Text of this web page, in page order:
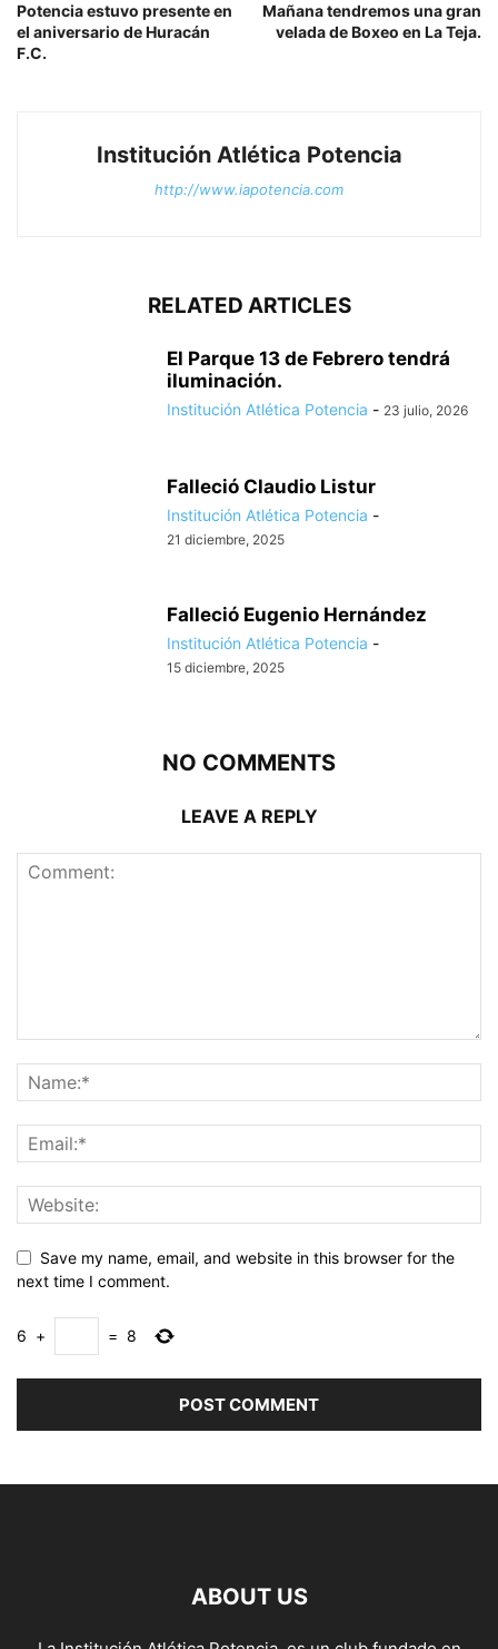
Potencia estuvo presente en
el aniversario de Huracán
F.C.
Mañana tendremos una gran
velada de Boxeo en La Teja.
Institución Atlética Potencia
http://www.iapotencia.com
RELATED ARTICLES
El Parque 13 de Febrero tendrá
iluminación.
Institución Atlética Potencia - 23 julio, 2026
Falleció Claudio Listur
Institución Atlética Potencia -
21 diciembre, 2025
Falleció Eugenio Hernández
Institución Atlética Potencia -
15 diciembre, 2025
NO COMMENTS
LEAVE A REPLY
Save my name, email, and website in this browser for the
next time I comment.
6 + = 8
ABOUT US